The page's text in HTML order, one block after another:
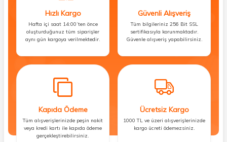
Hızlı Kargo
Hafta içi saat 14:00’ten önce
oluşturduğunuz tüm siparişler
aynı gün kargoya verilmektedir.
Güvenli Alışveriş
Tüm bilgileriniz 256 Bit SSL
sertifikasıyla korunmaktadır.
Güvenle alışveriş yapabilirsiniz.
Kapıda Ödeme
Tüm alışverişlerinizde peşin nakit
veya kredi kartı ile kapıda ödeme
gerçekleştirebilirsiniz.
Ücretsiz Kargo
1000 TL ve üzeri alışverişlerinizde
kargo ücreti ödemezsiniz.